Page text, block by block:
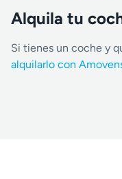
Alquila tu
Si tienes un coche y
alquilarlo con